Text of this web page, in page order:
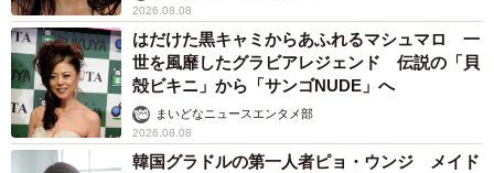
スズ子は愛娘・愛子と、そして愛助の思いと一緒に生きる覚悟を決め
た (C)NHK
2026.08.08
はだけた黒キャミからあふれるマシュマロ 一
世を風靡したグラビアレジェンド 伝説の「貝
殻ビキニ」から「サンゴNUDE」へ
まいどなニュースエンタメ部
2026.08.08
韓国グラドルの第一人者ピョ・ウンジ メイド